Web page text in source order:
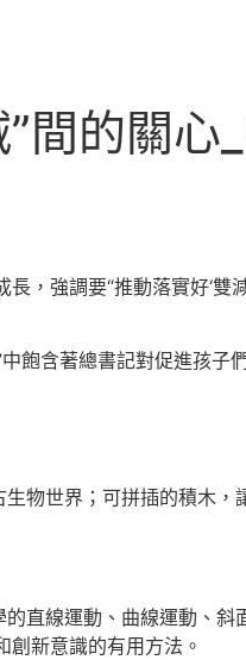
間的關心
強調要“推動落實好‘雙
飽含著總書記對促進孩子
物世界；可拼插的積木，
直線運動、曲線運動、
新意識的有用方法。